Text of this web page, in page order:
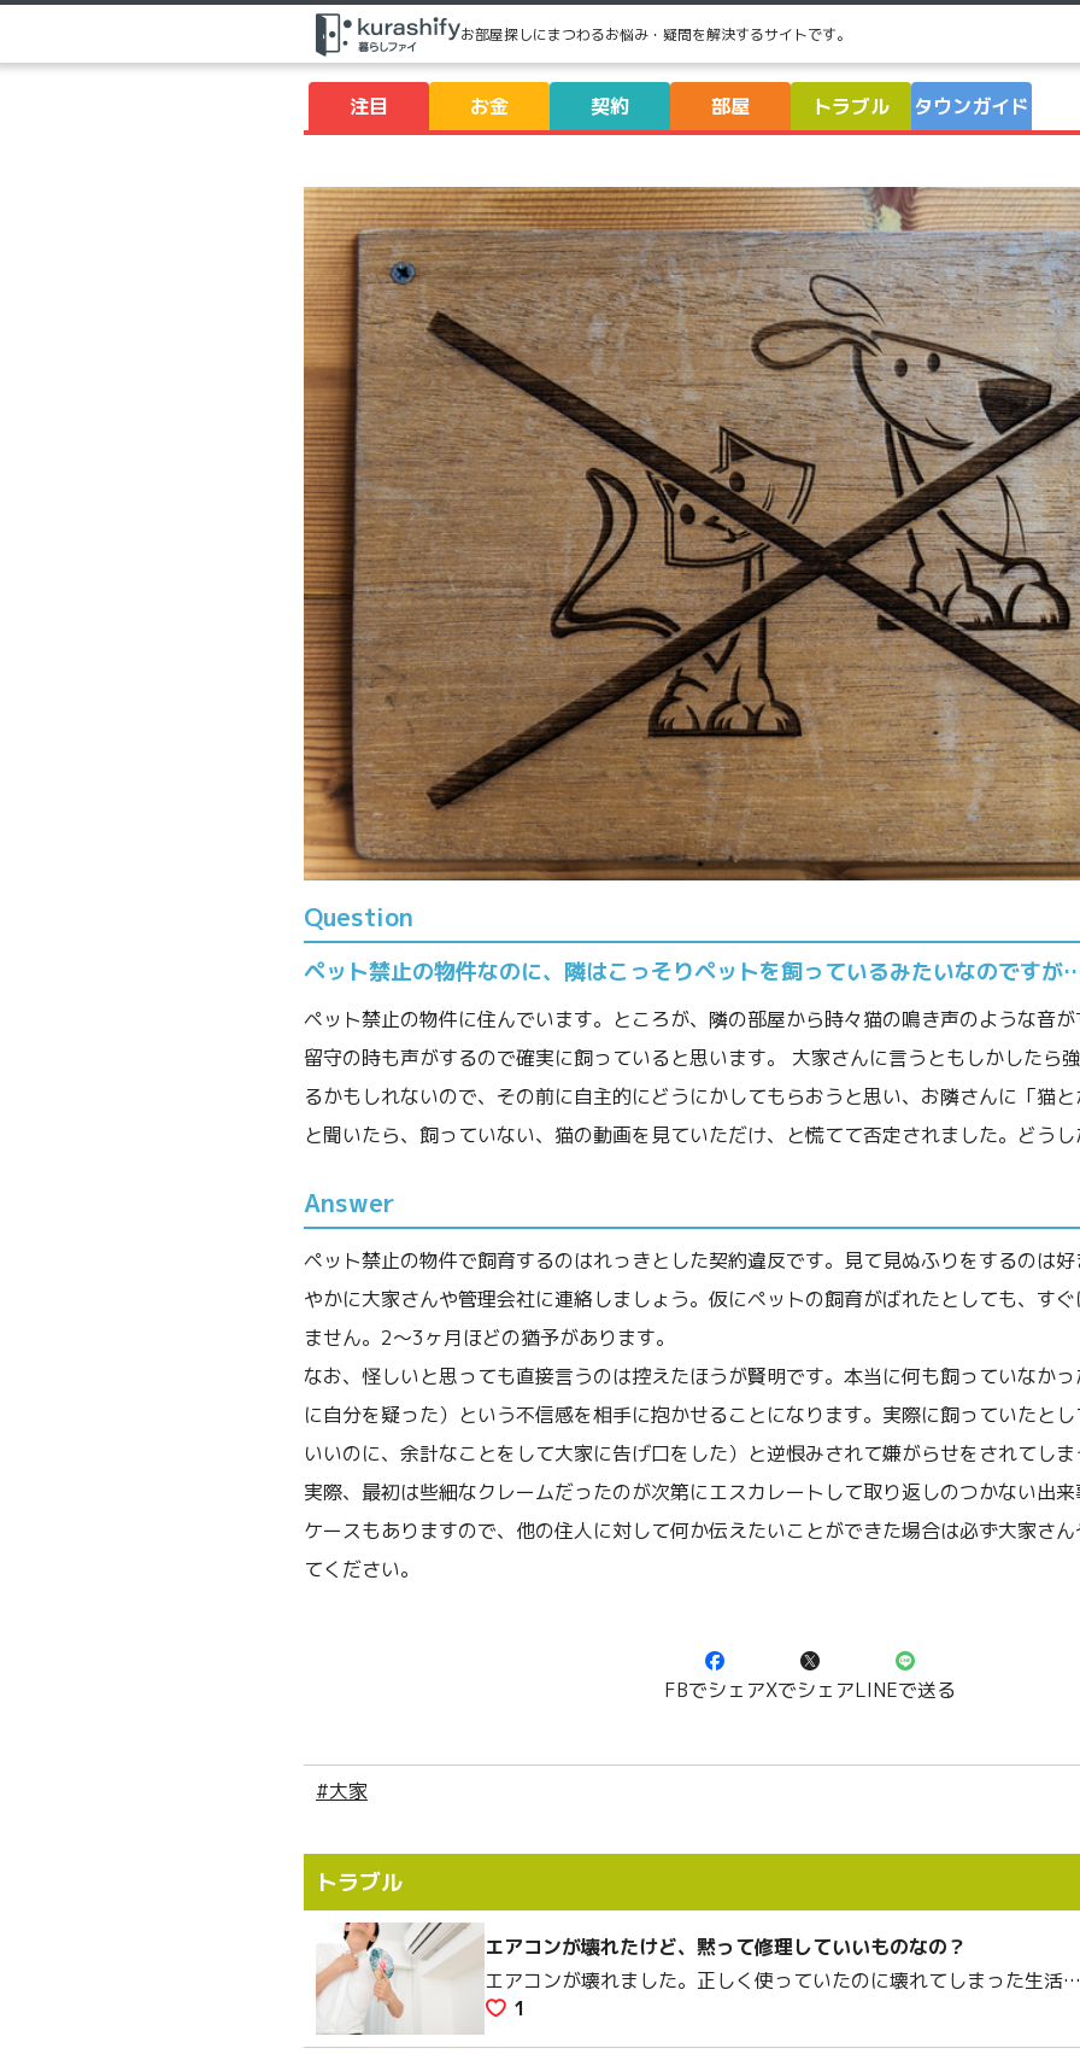
お部屋探しにまつわるお悩み・疑問を解決するサイトです。
注目 お金 契約 部屋 トラブル タウンガイド
ペット禁止の物件なのに、隣はこっそりペットを飼っているみたいなのですが…
Question
ペット禁止の物件に住んでいます。ところが、隣の部屋から時々猫の鳴き声のような音
留守の時も声がするので確実に飼っていると思います。 大家さんに言うともしかしたら
るかもしれないので、その前に自主的にどうにかしてもらおうと思い、お隣さんに「猫と
と聞いたら、飼っていない、猫の動画を見ていただけ、と慌てて否定されました。どうし
Answer
ペット禁止の物件で飼育するのはれっきとした契約違反です。見て見ぬふりをするのは
やかに大家さんや管理会社に連絡しましょう。仮にペットの飼育がばれたとしても、す
ません。2～3ヶ月ほどの猶予があります。
なお、怪しいと思っても直接言うのは控えたほうが賢明です。本当に何も飼っていなか
に自分を疑った）という不信感を相手に抱かせることになります。実際に飼っていたと
いいのに、余計なことをして大家に告げ口をした）と逆恨みされて嫌がらせをされてしま
実際、最初は些細なクレームだったのが次第にエスカレートして取り返しのつかない出
ケースもありますので、他の住人に対して何か伝えたいことができた場合は必ず大家さ
てください。
FBでシェアXでシェアLINEで送る
#大家
トラブル
エアコンが壊れたけど、黙って修理していいものなの？
エアコンが壊れました。正しく使っていたのに壊れてしまった生活…
1